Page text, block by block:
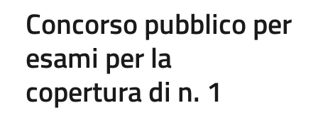
Concorso pubblico per
esami per la
copertura di n. 1